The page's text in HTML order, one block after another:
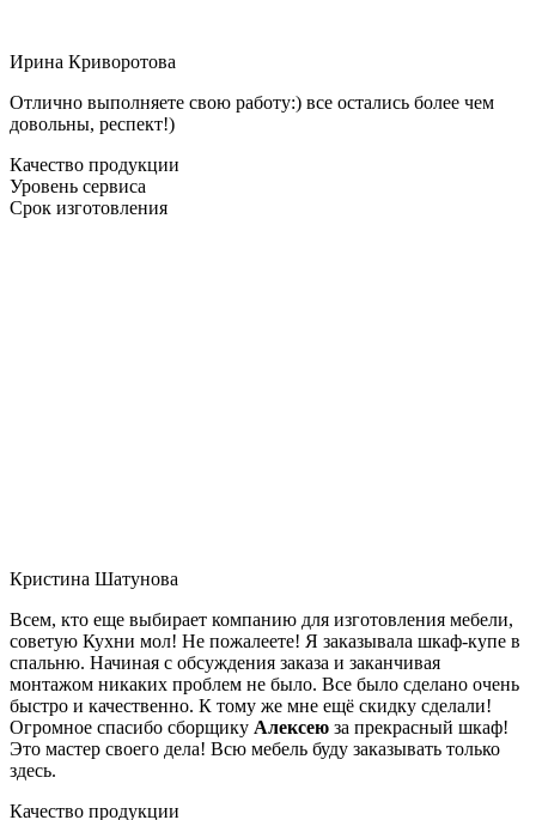
Ирина Криворотова
Отлично выполняете свою работу:) все остались более чем
довольны, респект!)
Качество продукции
Уровень сервиса
Срок изготовления
Кристина Шатунова
Всем, кто еще выбирает компанию для изготовления мебели,
советую Кухни мол! Не пожалеете! Я заказывала шкаф-купе в
спальню. Начиная с обсуждения заказа и заканчивая
монтажом никаких проблем не было. Все было сделано очень
быстро и качественно. К тому же мне ещё скидку сделали!
Огромное спасибо сборщику Алексею за прекрасный шкаф!
Это мастер своего дела! Всю мебель буду заказывать только
здесь.
Качество продукции